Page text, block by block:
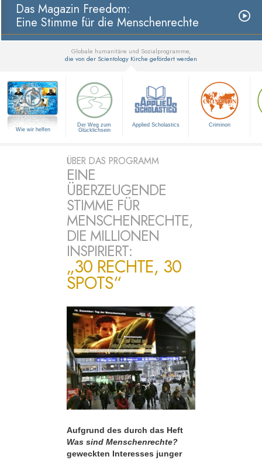
Das Magazin Freedom:
Eine Stimme für die Menschenrechte
Globale humanitäre und Sozialprogramme,
die von der Scientology Kirche gefördert werden
Wie wir helfen
Der Weg zum
Glücklichsein
Applied Scholastics Criminon
ÜBER DAS PROGRAMM
EINE
ÜBERZEUGENDE
STIMME FÜR
MENSCHENRECHTE,
DIE MILLIONEN
INSPIRIERT:
„30 RECHTE, 30
SPOTS“
Aufgrund des durch das Heft
Was sind Menschenrechte?
geweckten Interesses junger